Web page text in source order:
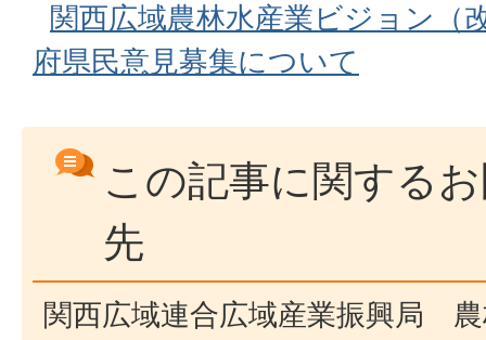
関西広域農林水産業ビジョン（
府県民意見募集について
この記事に関する
先
関西広域連合広域産業振興局